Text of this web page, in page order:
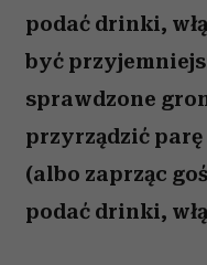
podać drinki,
być
sprawdzone
przyrządzić
(albo zaprząc
podać drinki,